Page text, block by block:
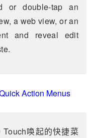
or double-tap an
a web view, or an
and reveal edit
Action Menus
唤起的快捷菜